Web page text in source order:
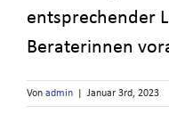
entsprechender
Beraterinnen
Von admin Januar 3rd, 2023